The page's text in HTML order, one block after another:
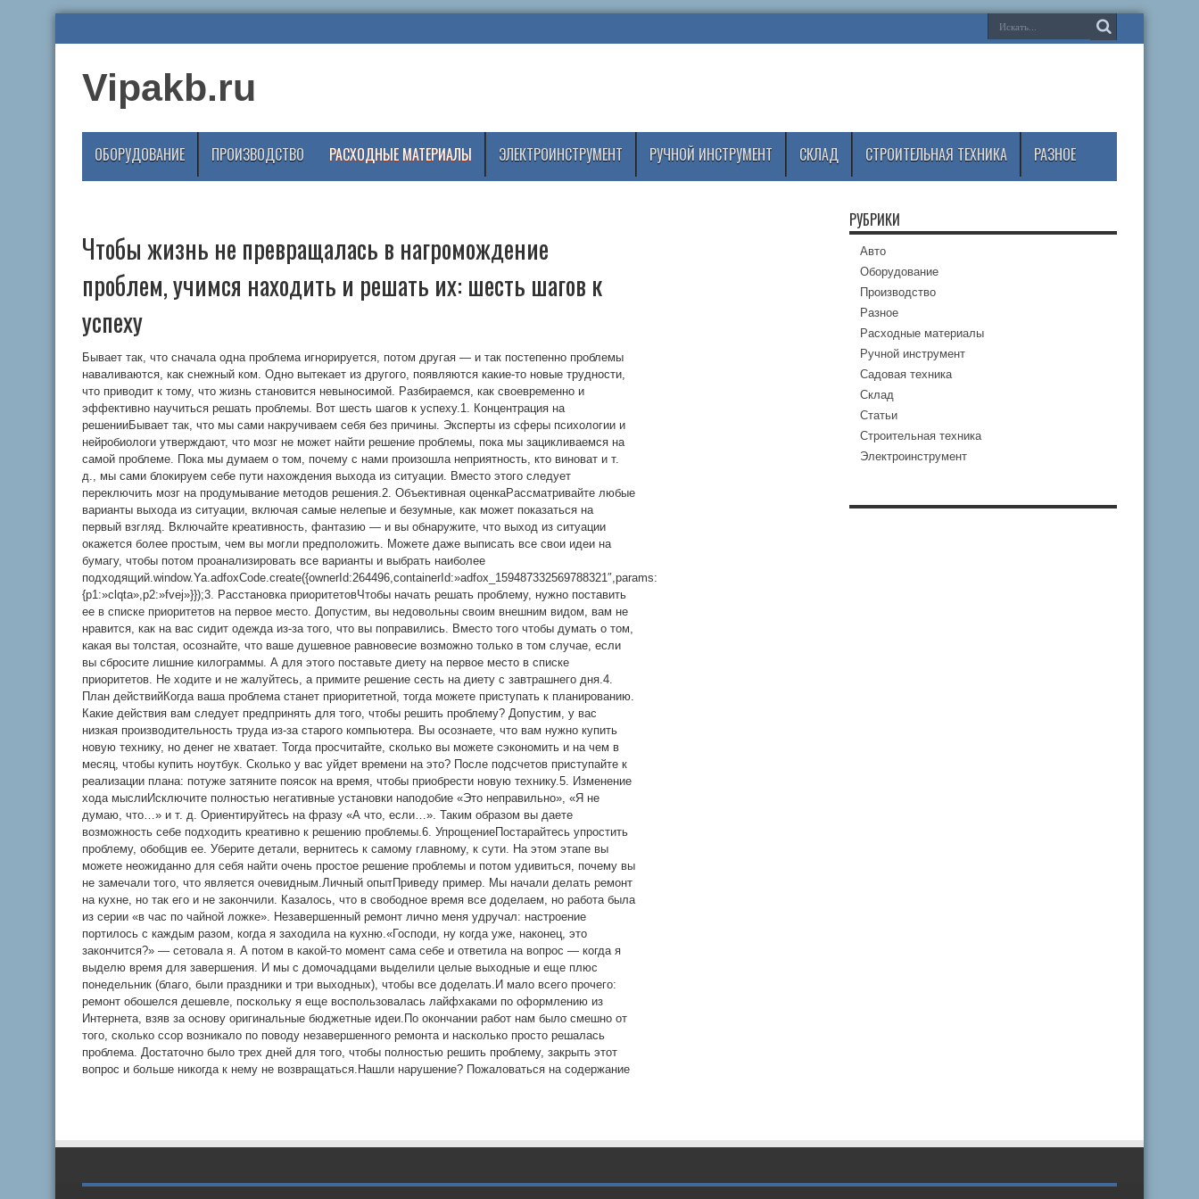
Vipakb.ru
ОБОРУДОВАНИЕ ПРОИЗВОДСТВО РАСХОДНЫЕ МАТЕРИАЛЫ ЭЛЕКТРОИНСТРУМЕНТ РУЧНОЙ ИНСТРУМЕНТ СКЛАД СТРОИТЕЛЬНАЯ ТЕХНИКА РАЗНОЕ
Чтобы жизнь не превращалась в нагромождение
проблем, учимся находить и решать их: шесть шагов к
успеху
Бывает так, что сначала одна проблема игнорируется, потом другая — и так постепенно проблемы
наваливаются, как снежный ком. Одно вытекает из другого, появляются какие-то новые трудности,
что приводит к тому, что жизнь становится невыносимой. Разбираемся, как своевременно и
эффективно научиться решать проблемы. Вот шесть шагов к успеху.1. Концентрация на
решенииБывает так, что мы сами накручиваем себя без причины. Эксперты из сферы психологии и
нейробиологи утверждают, что мозг не может найти решение проблемы, пока мы зацикливаемся на
самой проблеме. Пока мы думаем о том, почему с нами произошла неприятность, кто виноват и т.
д., мы сами блокируем себе пути нахождения выхода из ситуации. Вместо этого следует
переключить мозг на продумывание методов решения.2. Объективная оценкаРассматривайте любые
варианты выхода из ситуации, включая самые нелепые и безумные, как может показаться на
первый взгляд. Включайте креативность, фантазию — и вы обнаружите, что выход из ситуации
окажется более простым, чем вы могли предположить. Можете даже выписать все свои идеи на
бумагу, чтобы потом проанализировать все варианты и выбрать наиболее
подходящий.window.Ya.adfoxCode.create({ownerId:264496,containerId:»adfox_159487332569788321″,params:
{p1:»clqta»,p2:»fvej»}});3. Расстановка приоритетовЧтобы начать решать проблему, нужно поставить
ее в списке приоритетов на первое место. Допустим, вы недовольны своим внешним видом, вам не
нравится, как на вас сидит одежда из-за того, что вы поправились. Вместо того чтобы думать о том,
какая вы толстая, осознайте, что ваше душевное равновесие возможно только в том случае, если
вы сбросите лишние килограммы. А для этого поставьте диету на первое место в списке
приоритетов. Не ходите и не жалуйтесь, а примите решение сесть на диету с завтрашнего дня.4.
План действийКогда ваша проблема станет приоритетной, тогда можете приступать к планированию.
Какие действия вам следует предпринять для того, чтобы решить проблему? Допустим, у вас
низкая производительность труда из-за старого компьютера. Вы осознаете, что вам нужно купить
новую технику, но денег не хватает. Тогда просчитайте, сколько вы можете сэкономить и на чем в
месяц, чтобы купить ноутбук. Сколько у вас уйдет времени на это? После подсчетов приступайте к
реализации плана: потуже затяните поясок на время, чтобы приобрести новую технику.5. Изменение
хода мыслиИсключите полностью негативные установки наподобие «Это неправильно», «Я не
думаю, что…» и т. д. Ориентируйтесь на фразу «А что, если…». Таким образом вы даете
возможность себе подходить креативно к решению проблемы.6. УпрощениеПостарайтесь упростить
проблему, обобщив ее. Уберите детали, вернитесь к самому главному, к сути. На этом этапе вы
можете неожиданно для себя найти очень простое решение проблемы и потом удивиться, почему вы
не замечали того, что является очевидным.Личный опытПриведу пример. Мы начали делать ремонт
на кухне, но так его и не закончили. Казалось, что в свободное время все доделаем, но работа была
из серии «в час по чайной ложке». Незавершенный ремонт лично меня удручал: настроение
портилось с каждым разом, когда я заходила на кухню.«Господи, ну когда уже, наконец, это
закончится?» — сетовала я. А потом в какой-то момент сама себе и ответила на вопрос — когда я
выделю время для завершения. И мы с домочадцами выделили целые выходные и еще плюс
понедельник (благо, были праздники и три выходных), чтобы все доделать.И мало всего прочего:
ремонт обошелся дешевле, поскольку я еще воспользовалась лайфхаками по оформлению из
Интернета, взяв за основу оригинальные бюджетные идеи.По окончании работ нам было смешно от
того, сколько ссор возникало по поводу незавершенного ремонта и насколько просто решалась
проблема. Достаточно было трех дней для того, чтобы полностью решить проблему, закрыть этот
вопрос и больше никогда к нему не возвращаться.Нашли нарушение? Пожаловаться на содержание
РУБРИКИ
Авто
Оборудование
Производство
Разное
Расходные материалы
Ручной инструмент
Садовая техника
Склад
Статьи
Строительная техника
Электроинструмент